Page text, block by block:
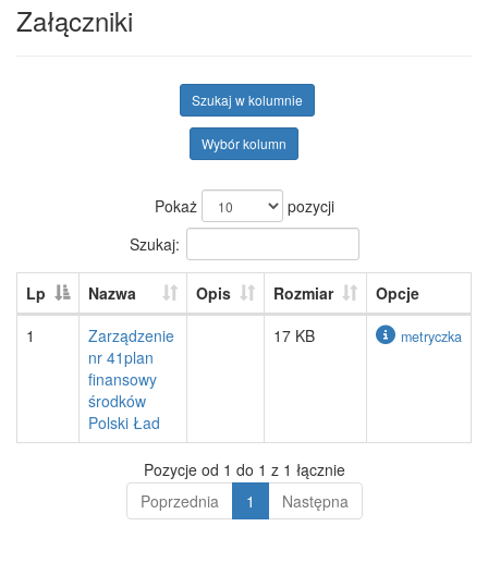
Załączniki
Szukaj w kolumnie
Wybór kolumn
Pokaż
pozycji
Szukaj:
Lp Nazwa Opis Rozmiar
Opcje
1
Zarządzenie
nr 41plan
finansowy
środków
Polski Ład
17 KB metryczka
Pozycje od 1 do 1 z 1 łącznie
Poprzednia
1 Następna